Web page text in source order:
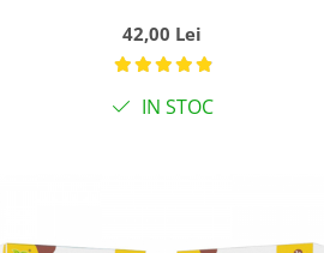
42,00 Lei
IN STOC